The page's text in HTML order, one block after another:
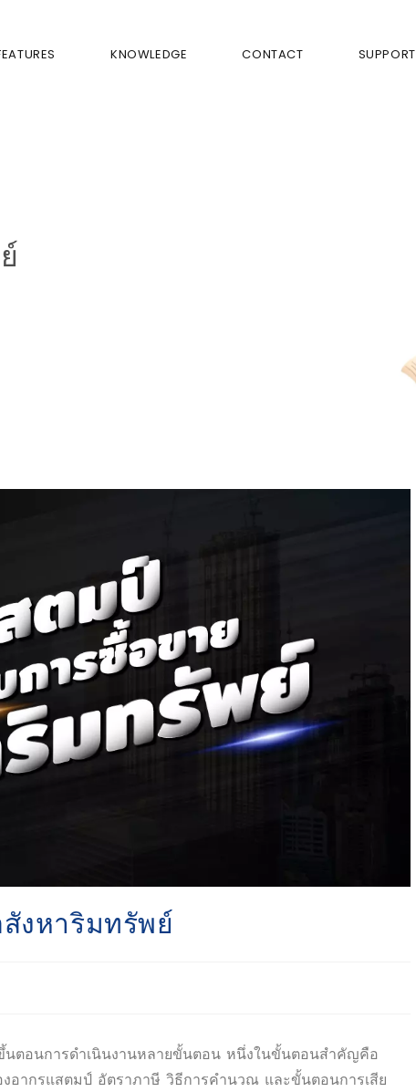
KNOWLEDGE CONTACT SUPPORT
งหาริมทรัพย์
ตอนการดำเนินงานหลายขั้นตอน หนึ่งในขั้นตอนสำคัญคือ
อากรแสตมป์ อัตราภาษี วิธีการคำนวณ และขั้นตอนการเสีย